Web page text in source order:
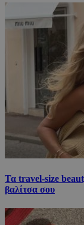
Τα travel-size
βαλίτσα σου